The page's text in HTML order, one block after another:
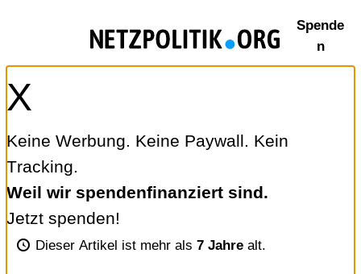
springen
Spende
n
X
Keine Werbung. Keine Paywall. Kein
Tracking.
Weil wir spendenfinanziert sind.
Jetzt spenden!
Dieser Artikel ist mehr als 7 Jahrealt.